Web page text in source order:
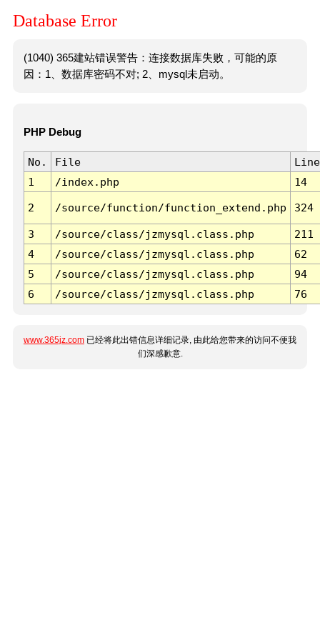
Database Error
(1040) 365建站错误警告：连接数据库失败，可能的原
因：1、数据库密码不对; 2、mysql未启动。
PHP Debug
No. File
Line
1
/index.php 14
2 /source/function/function_extend.php 324
3 /source/class/jzmysql.class.php
211
4
/source/class/jzmysql.class.php
62
5
/source/class/jzmysql.class.php
94
6
/source/class/jzmysql.class.php 76
www.365jz.com 已经将此出错信息详细记录, 由此给您带来的访问不便我
们深感歉意.